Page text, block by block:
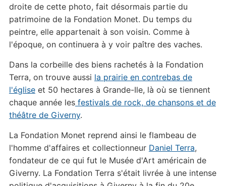
droite de cette photo, fait désormais partie du
patrimoine de la Fondation Monet. Du temps du
peintre, elle appartenait à son voisin. Comme à
l'époque, on continuera à y voir paître des vaches.
Dans la corbeille des biens rachetés à la Fondation
Terra, on trouve aussi la prairie en contrebas de
l'égliseet 50 hectares à Grande-Ile, là où se tiennent
chaque année lesfestivals de rock, de chansons et de
théâtre de Giverny.
La Fondation Monet reprend ainsi le flambeau de
l'homme d'affaires et collectionneur Daniel Terra,
fondateur de ce qui fut le Musée d'Art américain de
Giverny. La Fondation Terra s'était livrée à une intense